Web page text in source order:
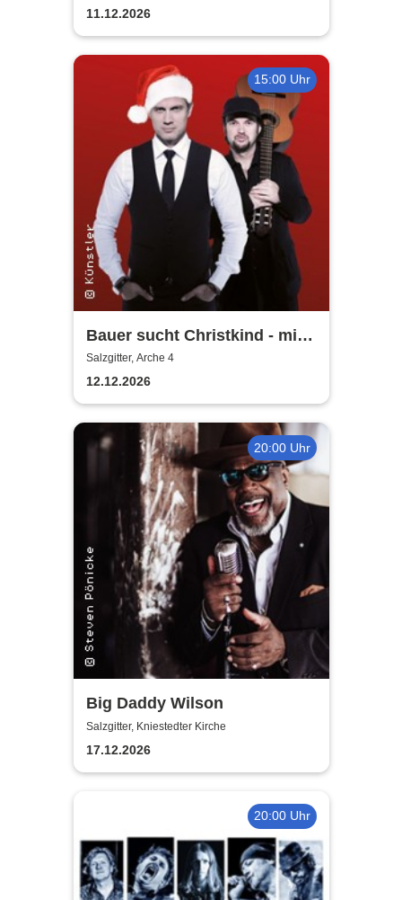
11.12.2026
15:00 Uhr
Bauer sucht Christkind - mit
Ralf Bauer & Pat Fritz
Salzgitter, Arche 4
12.12.2026
20:00 Uhr
Big Daddy Wilson
Salzgitter, Kniestedter Kirche
17.12.2026
20:00 Uhr